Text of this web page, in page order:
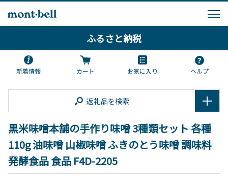
ふるさと納税
新着情報 カート お気に入り ヘルプ
返礼品を検索
黒米味噌本舗の手作り味噌 3種類セット 各種
110g 油味噌 山椒味噌 ふきのとう味噌 調味料
発酵食品 食品 F4D-2205